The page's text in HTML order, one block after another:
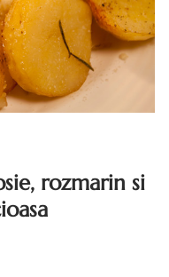
rozmarin si